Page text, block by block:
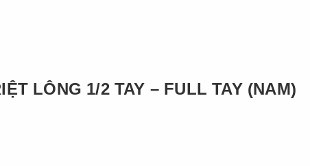
LÔNG 1/2 TAY – FULL TAY (NAM)